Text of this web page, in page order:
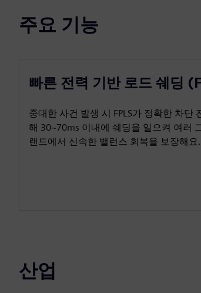
주요 기능
빠른 전력 기반 로드 쉐딩
중대한 사건 발생 시 FPLS가 정확한 차단
해 30~70ms 이내에 쉐딩을 일으켜 여러
랜드에서 신속한 밸런스 회복을 보장해요.
산업